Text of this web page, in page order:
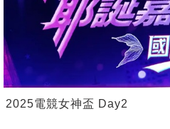
2025電競女神盃 Day2